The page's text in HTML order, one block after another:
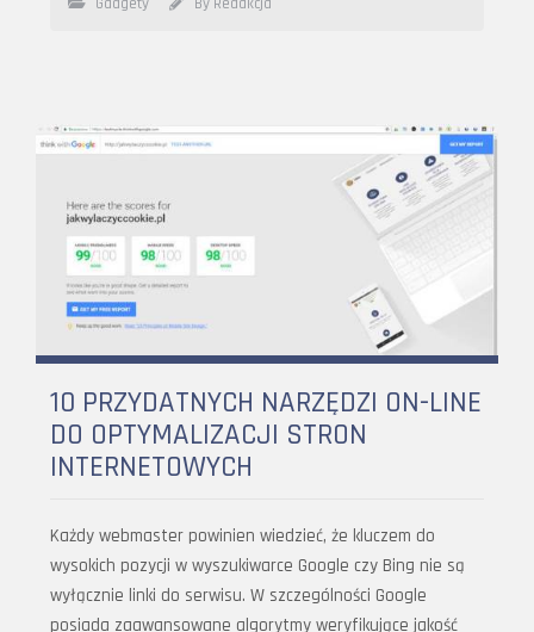
10 PRZYDATNYCH NARZĘDZI ON-LINE
DO OPTYMALIZACJI STRON
INTERNETOWYCH
Każdy webmaster powinien wiedzieć, że kluczem do
wysokich pozycji w wyszukiwarce Google czy Bing nie są
wyłącznie linki do serwisu. W szczególności Google
posiada zaawansowane algorytmy weryfikujące jakość